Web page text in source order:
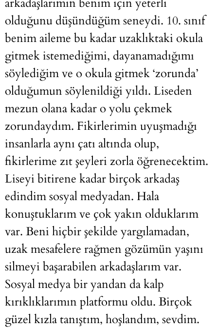
olduğunu düşündüğüm seneydi. 10. sınıf
benim aileme bu kadar uzaklıktaki okula
gitmek istemediğimi, dayanamadığımı
söylediğim ve o okula gitmek ‘zorunda’
olduğumun söylenildiği yıldı. Liseden
mezun olana kadar o yolu çekmek
zorundaydım. Fikirlerimin uyuşmadığı
insanlarla aynı çatı altında olup,
fikirlerime zıt şeyleri zorla öğrenecektim.
Liseyi bitirene kadar birçok arkadaş
edindim sosyal medyadan. Hala
konuştuklarım ve çok yakın olduklarım
var. Beni hiçbir şekilde yargılamadan,
uzak mesafelere rağmen gözümün yaşını
silmeyi başarabilen arkadaşlarım var.
Sosyal medya bir yandan da kalp
kırıklıklarımın platformu oldu. Birçok
güzel kızla tanıştım, hoşlandım, sevdim.